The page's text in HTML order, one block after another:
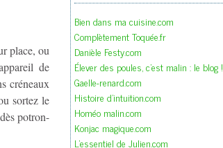
place, ou
de
créneaux
sortez le
potron-
Bien dans ma cuisine.com
Complètement Toquée.fr
Danièle Festy.com
Élever des poules, c'est malin : le blog !
Gaelle-renard.com
Histoire d'intuition.com
Homéo malin.com
Konjac magique.com
L'essentiel de Julien.com